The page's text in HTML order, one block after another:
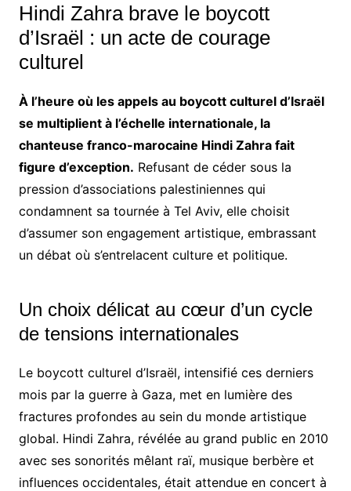
Hindi Zahra brave le boycott
d’Israël : un acte de courage
culturel
À l’heure où les appels au boycott culturel d’Israël
se multiplient à l’échelle internationale, la
chanteuse franco-marocaine Hindi Zahra fait
figure d’exception. Refusant de céder sous la
pression d’associations palestiniennes qui
condamnent sa tournée à Tel Aviv, elle choisit
d’assumer son engagement artistique, embrassant
un débat où s’entrelacent culture et politique.
Un choix délicat au cœur d’un cycle
de tensions internationales
Le boycott culturel d’Israël, intensifié ces derniers
mois par la guerre à Gaza, met en lumière des
fractures profondes au sein du monde artistique
global. Hindi Zahra, révélée au grand public en 2010
avec ses sonorités mêlant raï, musique berbère et
influences occidentales, était attendue en concert à